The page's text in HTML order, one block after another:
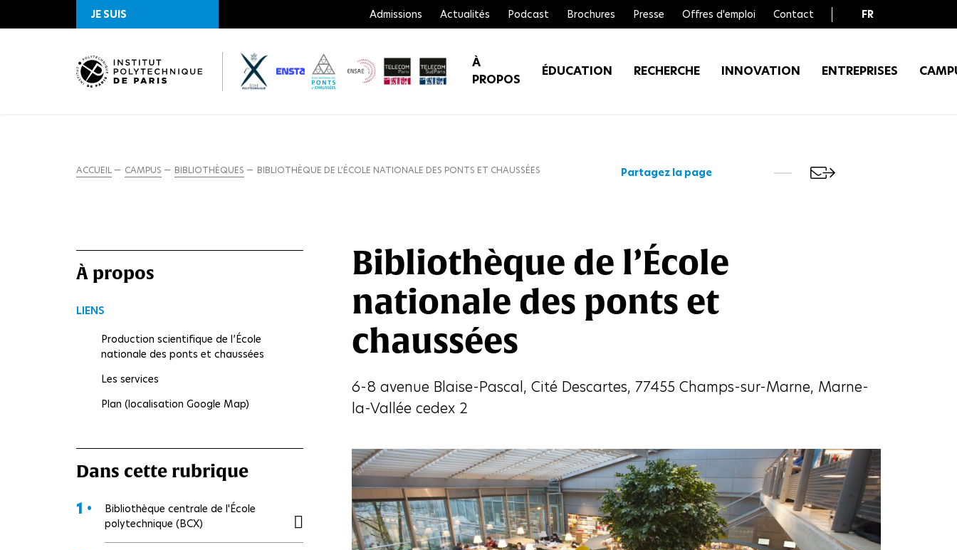
JE SUIS Admissions Actualités Podcast Brochures Presse Offres d'emploi Contact FR
À
PROPOS
ÉDUCATION RECHERCHE INNOVATION ENTREPRISES
ACCUEIL CAMPUS BIBLIOTHÈQUES BIBLIOTHÈQUE DE L’ÉCOLE NATIONALE DES PONTS ET CHAUSSÉES Partagez la page
À propos
LIENS
Production scientifique de l’École
nationale des ponts et chaussées
Les services
Plan (localisation Google Map)
Dans cette rubrique
1 •
Bibliothèque centrale de l'École
polytechnique (BCX)
Bibliothèque de l’École
nationale des ponts et
chaussées
6-8 avenue Blaise-Pascal, Cité Descartes, 77455 Champs-sur-Marne, Marne-
la-Vallée cedex 2